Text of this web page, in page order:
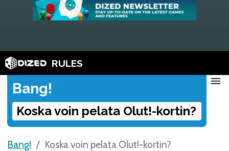
RULES
Bang!
Koska voin pelata Olut!-kortin?
menu
Bang! Koska voin pelata Olut!-kortin?